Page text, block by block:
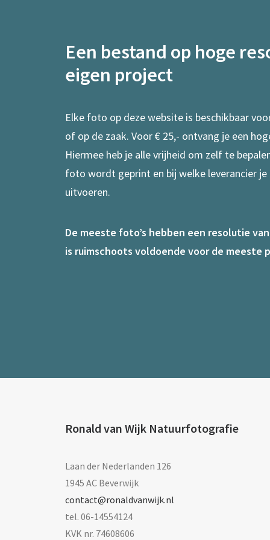
Een bestand op hoge
eigen project
Elke foto op deze website is beschikbaar
of op de zaak. Voor € 25,- ontvang je een
Hiermee heb je alle vrijheid om zelf te
foto wordt geprint en bij welke leverancier
uitvoeren.
De meeste foto’s hebben een resolutie
is ruimschoots voldoende voor de meeste
Ronald van Wijk Natuurfotografie
Laan der Nederlanden 126
1945 AC Beverwijk
contact@ronaldvanwijk.nl
tel. 06-14554124
KVK nr. 74608606